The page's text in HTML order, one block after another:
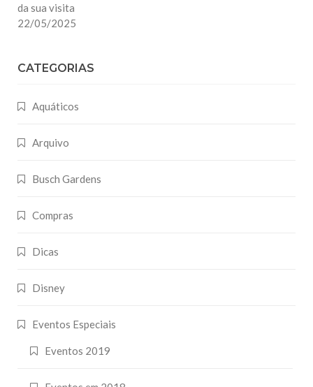
da sua visita
22/05/2025
CATEGORIAS
Aquáticos
Arquivo
Busch Gardens
Compras
Dicas
Disney
Eventos Especiais
Eventos 2019